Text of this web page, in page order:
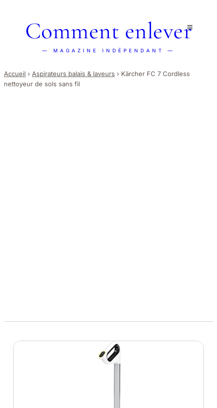
Comment enlever
— MAGAZINE INDÉPENDANT —
Accueil › Aspirateurs balais & laveurs › Kärcher FC 7 Cordless
nettoyeur de sols sans fil